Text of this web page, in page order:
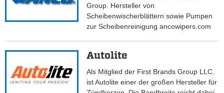
Group. Hersteller von
Scheibenwischerblättern sowie Pumpen
zur Scheibenreinigung ancowipers.com
Autolite
Als Mitglied der First Brands Group LLC.
ist Autolite einer der großen Hersteller für